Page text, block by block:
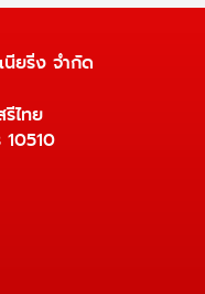
ยริ่ง จำกัด
ไทย